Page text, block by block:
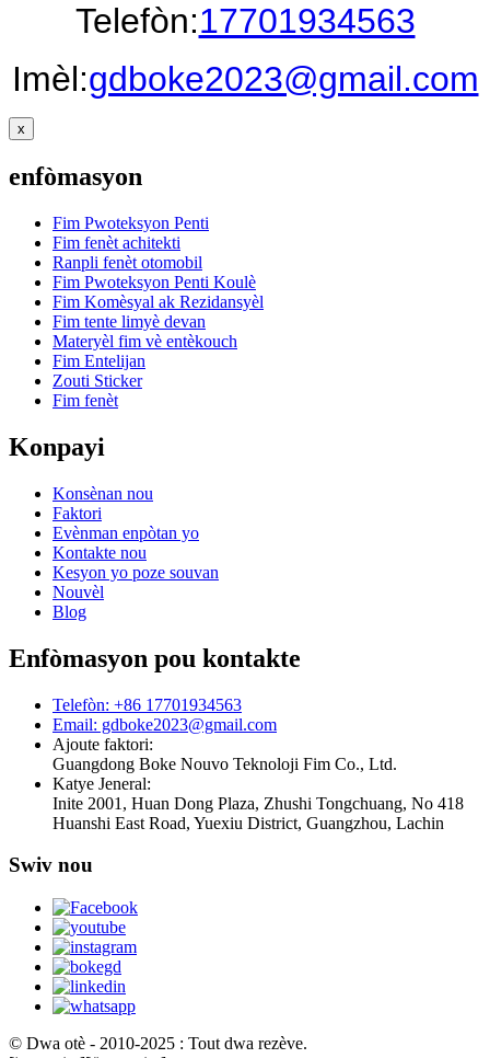
Telefòn:17701934563
Imèl:gdboke2023@gmail.com
x
enfòmasyon
Fim Pwoteksyon Penti
Fim fenèt achitekti
Ranpli fenèt otomobil
Fim Pwoteksyon Penti Koulè
Fim Komèsyal ak Rezidansyèl
Fim tente limyè devan
Materyèl fim vè entèkouch
Fim Entelijan
Zouti Sticker
Fim fenèt
Konpayi
Konsènan nou
Faktori
Evènman enpòtan yo
Kontakte nou
Kesyon yo poze souvan
Nouvèl
Blog
Enfòmasyon pou kontakte
Telefòn: +86 17701934563
Email: gdboke2023@gmail.com
Ajoute faktori:
Guangdong Boke Nouvo Teknoloji Fim Co., Ltd.
Katye Jeneral:
Inite 2001, Huan Dong Plaza, Zhushi Tongchuang, No 418
Huanshi East Road, Yuexiu District, Guangzhou, Lachin
Swiv nou
© Dwa otè - 2010-2025 : Tout dwa rezève.